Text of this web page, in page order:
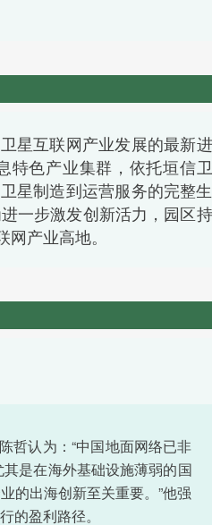
星互联网产业发展的最新进
特色产业集群，依托垣信卫
星制造到运营服务的完整生
一步激发创新活力，园区持
产业高地。
哲认为：“中国地面网络已非
是在海外基础设施薄弱的国
的出海创新至关重要。”他强
的盈利路径。